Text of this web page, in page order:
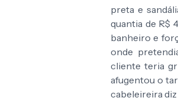
preta e
quantia de R$
banheiro e
onde
cliente teria
afugentou o
cabeleireira